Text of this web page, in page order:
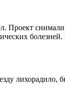
Проект
лихорадило,